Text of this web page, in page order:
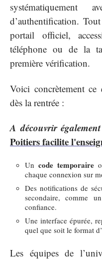
d’authentification.
portail officiel,
téléphone ou de la
première vérification.
Voici concrètement
dès la rentrée :
A découvrir
Poitiers facilite
Un code temporaire
chaque connexion sur
Des notifications de
secondaire, comme
confiance.
Une interface épurée,
quel que soit le format
Les équipes de